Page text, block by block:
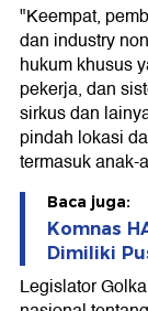
"Keempat,
dan industry
hukum khusus
pekerja, dan
sirkus dan
pindah lokasi
termasuk anak-
Baca juga:
Komnas
Dimiliki
Legislator